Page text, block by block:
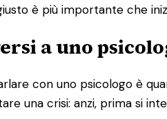
è più importante che
a uno
con uno psicologo è
una crisi: anzi, prima si